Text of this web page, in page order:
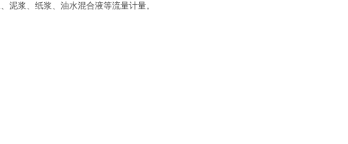
泥浆、纸浆、油水混合液等流量计量。